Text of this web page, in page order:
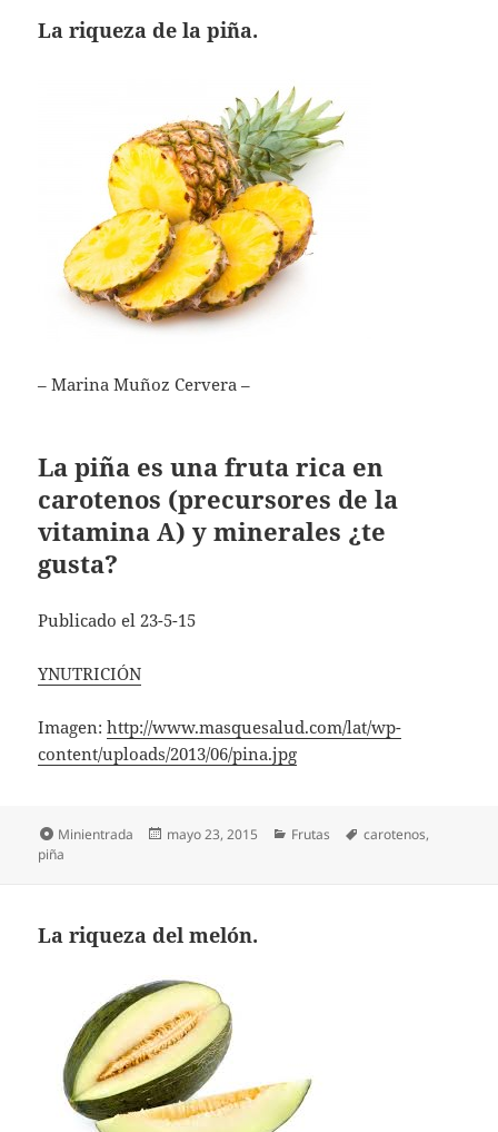
La riqueza de la piña.
– Marina Muñoz Cervera –
La piña es una fruta rica en
carotenos (precursores de la
vitamina A) y minerales ¿te
gusta?
Publicado el 23-5-15
YNUTRICIÓN
Imagen:http://www.masquesalud.com/lat/wp-
content/uploads/2013/06/pina.jpg
Formato
Minientrada
Publicado
mayo 23, 2015 Categorías
Frutas Etiquetas
carotenos,
piña
La riqueza del melón.